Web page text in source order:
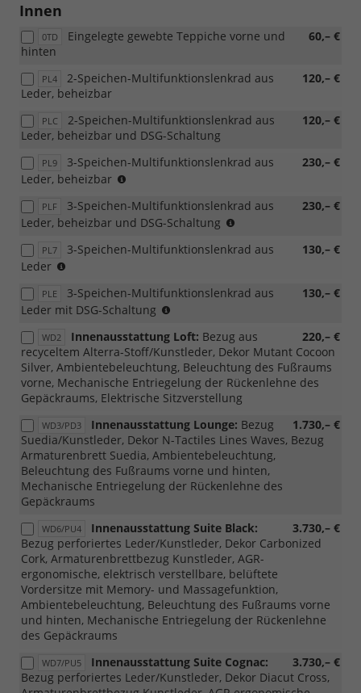
mit
nur
Combi)
Innen
0TD 60,– €
Eingelegte gewebte Teppiche vorne und
hinten
PL4 120,– €
2-Speichen-Multifunktionslenkrad aus
Leder, beheizbar
PLC 120,– €
2-Speichen-Multifunktionslenkrad aus
Leder, beheizbar und DSG-Schaltung
PL9 230,– €
3-Speichen-Multifunktionslenkrad aus
Leder, beheizbar
PWM/PWN
möglich,
mit
möglich)
PLF 230,– €
3-Speichen-Multifunktionslenkrad aus
Leder, beheizbar und DSG-Schaltung
PWM/PWN
mit
PL7 130,– €
3-Speichen-Multifunktionslenkrad aus
Leder
Loft
kombinierbar)
PLE 130,– €
3-Speichen-Multifunktionslenkrad aus
Leder mit DSG-Schaltung
Loft
kombinierbar)
WD2 220,– €
Innenausstattung Loft: Bezug aus
recyceltem Alterra-Stoff/Kunstleder, Dekor Mutant Cocoon
Silver, Ambientebeleuchtung, Beleuchtung des Fußraums
vorne, Mechanische Entriegelung der Rückenlehne des
Gepäckraums, Elektrische Sitzverstellung
WD3/PD3 1.730,– €
Innenausstattung Lounge: Bezug
Suedia/Kunstleder, Dekor N-Tactiles Lines Waves, Bezug
Armaturenbrett Suedia, Ambientebeleuchtung,
Beleuchtung des Fußraums vorne und hinten,
Mechanische Entriegelung der Rückenlehne des
Gepäckraums
WD6/PU4 3.730,– €
Innenausstattung Suite Black:
Bezug perforiertes Leder/Kunstleder, Dekor Carbonized
Cork, Armaturenbrettbezug Kunstleder, AGR-
ergonomische, elektrisch verstellbare, belüftete
Vordersitze mit Memory- und Massagefunktion,
Ambientebeleuchtung, Beleuchtung des Fußraums vorne
und hinten, Mechanische Entriegelung der Rückenlehne
des Gepäckraums
WD7/PU5 3.730,– €
Innenausstattung Suite Cognac:
Bezug perforiertes Leder/Kunstleder, Dekor Diacut Cross,